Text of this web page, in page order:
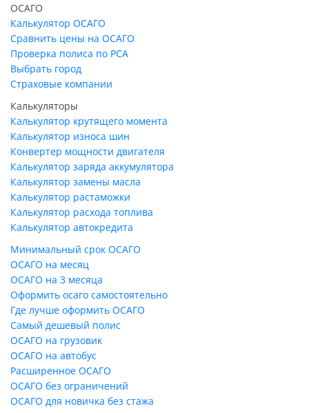
ОСАГО
Калькулятор ОСАГО
Сравнить цены на ОСАГО
Проверка полиса по РСА
Выбрать город
Страховые компании
Калькуляторы
Калькулятор крутящего момента
Калькулятор износа шин
Конвертер мощности двигателя
Калькулятор заряда аккумулятора
Калькулятор замены масла
Калькулятор растаможки
Калькулятор расхода топлива
Калькулятор автокредита
Минимальный срок ОСАГО
ОСАГО на месяц
ОСАГО на 3 месяца
Оформить осаго самостоятельно
Где лучше оформить ОСАГО
Самый дешевый полис
ОСАГО на грузовик
ОСАГО на автобус
Расширенное ОСАГО
ОСАГО без ограничений
ОСАГО для новичка без стажа